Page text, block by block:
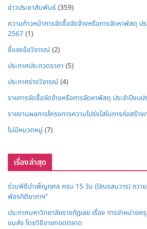
ข่าวประชาสัมพันธ์(359)
ความก้าวหน้าการจัดซื้อจัดจ้างหรือการจัดหาพัสดุ ป
2567(1)
ชี้แจงข้อวิจารณ์(2)
ประกาศประกวดราคา (5)
ประกาศร่างวิจารณ์(4)
รายการจัดซื้อจัดจ้างหรือการจัดหาพัสดุ ประจำปีง
รายงานผลการโครงการความโปร่งใสในการก่อสร้า
ไม่มีหมวดหมู่ (7)
เรื่องล่าสุด
ร่วมพิธีบำเพ็ญกุศล ครบ 15 วัน (ปัณรสมวาร) ถวาย
พัชรกิติยาภาฯ”
ประกาศมหาวิทยาลัยราชภัฏเลย เรื่อง การจำหน่าย
ขนส่ง โดยวิธีขายทอดตลาด